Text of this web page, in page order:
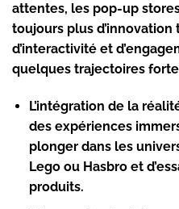
attentes, les pop-up
toujours plus
d’interactivité et
quelques trajectoires
L’intégration de la
des expériences
plonger dans les
Lego ou Hasbro et
produits.